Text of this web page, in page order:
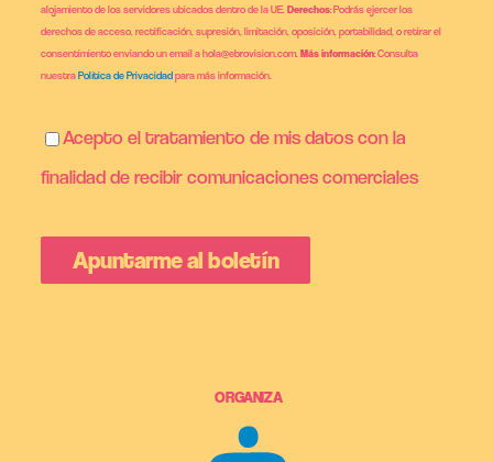
alojamiento de los servidores ubicados dentro de la UE.Derechos: Podrás ejercer los
derechos de acceso, rectificación, supresión, limitación, oposición, portabilidad, o retirar el
consentimiento enviando un email a hola@ebrovision.com.Más información: Consulta
nuestraPolítica de Privacidadpara más información.
Acepto el tratamiento de mis datos con la
finalidad de recibir comunicaciones comerciales
ORGANIZA